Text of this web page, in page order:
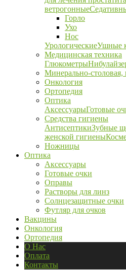
ветрогонные
Горло
Ухо
Нос
УрологическиеУшные
Медицинская техника
Глюкометры
Минерально-столовая,
Онкология
Ортопедия
Оптика
АксессуарыГотовые
Средства гигиены
АнтисептикиЗубные
женской гигиены
Ножницы
Оптика
Аксессуары
Готовые очки
Оправы
Растворы для линз
Солнцезащитные очки
Футляр для очков
Вакцины
Онкология
Ортопедия
О Нас
Оплата
Контакты